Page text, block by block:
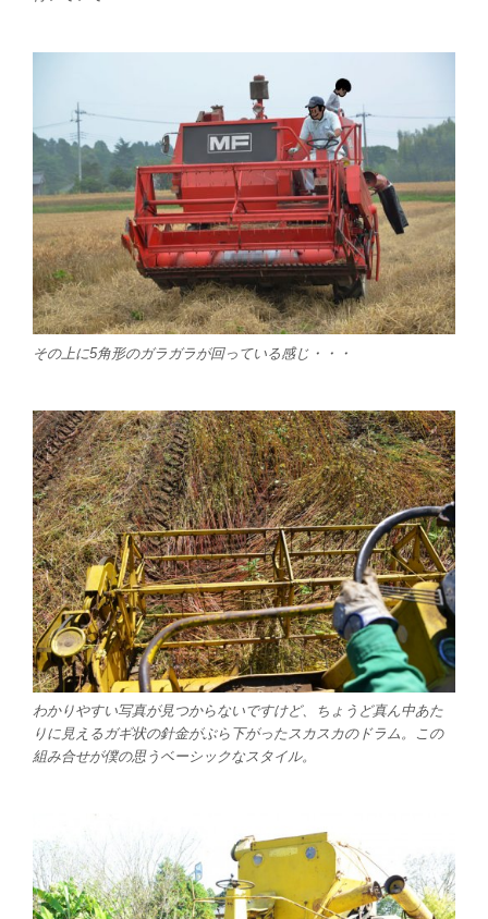
その上に5角形のガラガラが回っている感じ・・・
わかりやすい写真が見つからないですけど、ちょうど真ん中あた
りに見えるガギ状の針金がぶら下がったスカスカのドラム。この
組み合せが僕の思うベーシックなスタイル。